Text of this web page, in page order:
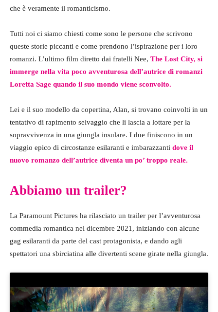
che è veramente il romanticismo.
Tutti noi ci siamo chiesti come sono le persone che scrivono
queste storie piccanti e come prendono l’ispirazione per i loro
romanzi. L’ultimo film diretto dai fratelli Nee, The Lost City, si
immerge nella vita poco avventurosa dell’autrice di romanzi
Loretta Sage quando il suo mondo viene sconvolto.
Lei e il suo modello da copertina, Alan, si trovano coinvolti in un
tentativo di rapimento selvaggio che li lascia a lottare per la
sopravvivenza in una giungla insulare. I due finiscono in un
viaggio epico di circostanze esilaranti e imbarazzanti dove il
nuovo romanzo dell’autrice diventa un po’ troppo reale.
Abbiamo un trailer?
La Paramount Pictures ha rilasciato un trailer per l’avventurosa
commedia romantica nel dicembre 2021, iniziando con alcune
gag esilaranti da parte del cast protagonista, e dando agli
spettatori una sbirciatina alle divertenti scene girate nella giungla.